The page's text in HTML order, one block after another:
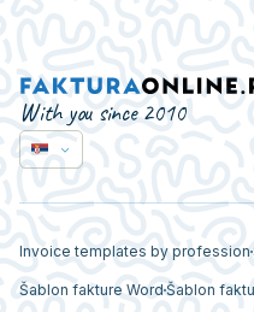
With you since 2010
Invoice templates by profession
Šablon fakture Word Šablon